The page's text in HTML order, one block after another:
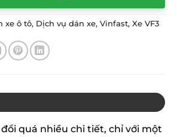
xe ô tô, Dịch vụ dán xe, Vinfast, Xe VF3
quá nhiều chi tiết, chỉ với một